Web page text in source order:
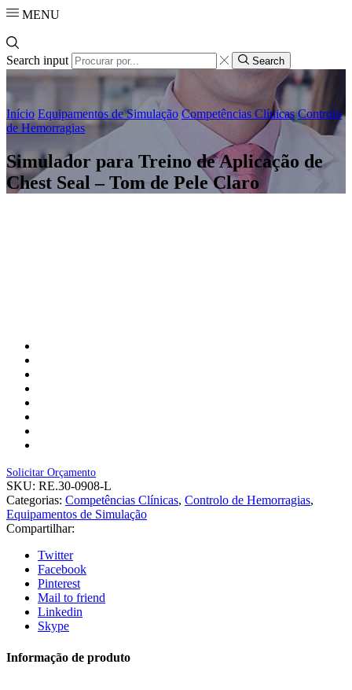
MENU
Search input Search
Início Equipamentos de Simulação Competências Clínicas Controlo
de Hemorragias
Simulador para Treino de Aplicação de
Chest Seal – Tom de Pele Claro
Solicitar Orçamento
SKU: RE.30-0908-L
Categorias: Competências Clínicas, Controlo de Hemorragias,
Equipamentos de Simulação
Compartilhar:
Twitter
Facebook
Pinterest
Mail to friend
Linkedin
Skype
Informação de produto